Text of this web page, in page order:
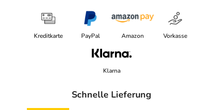
Kreditkarte PayPal Amazon Vorkasse
Klarna
Schnelle Lieferung